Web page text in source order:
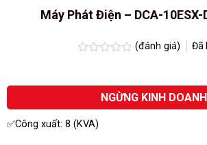
Máy Phát Điện – DCA-10ESX-
hạng
sao
(đánh giá) Đã
NGỪNG KINH DOANH
✅Công xuất: 8 (KVA)